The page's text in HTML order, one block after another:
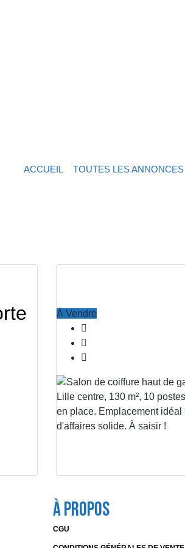
ACCUEIL TOUTES LES ANNONCES
À Vendre
À Propos
CGU